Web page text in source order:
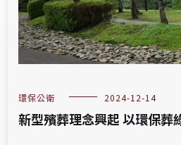
環保公衛 2024-12-14
新型殯葬理念興起 以環保葬